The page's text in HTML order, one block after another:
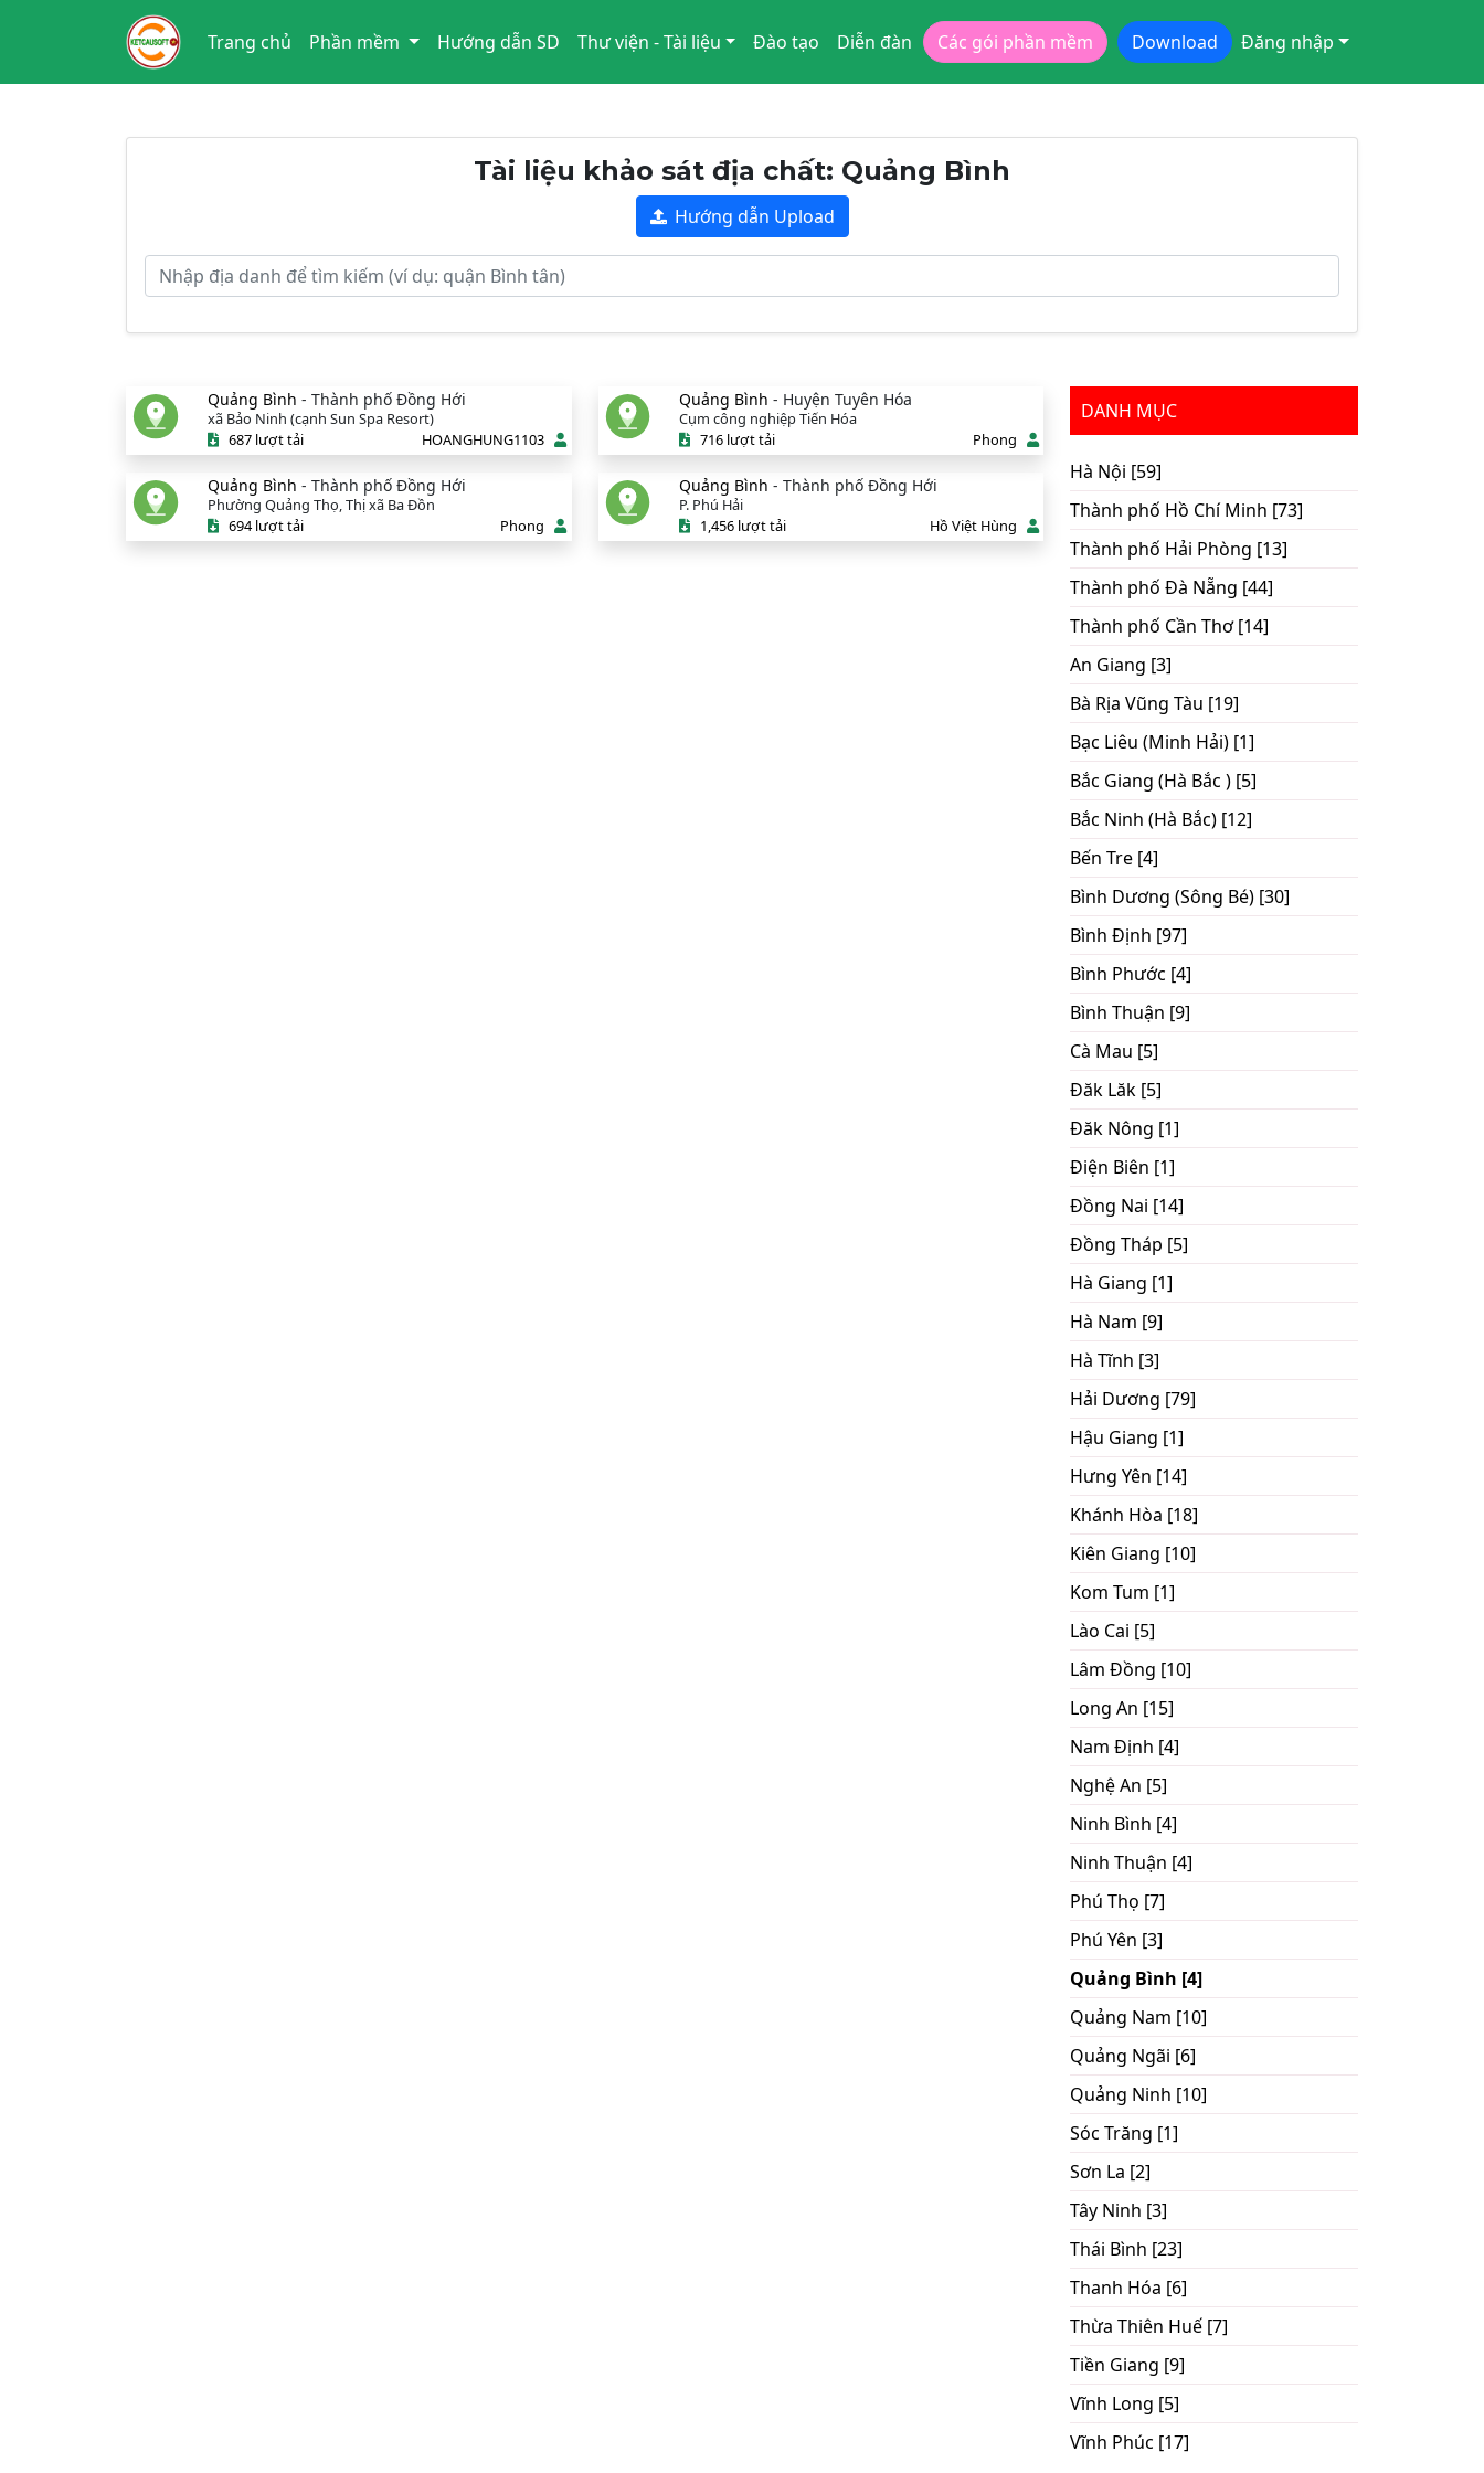
Trang chủ Phần mềm Hướng dẫn SD Thư viện - Tài liệu Đào tạo Diễn đàn Các gói phần mềm Download Đăng nhập
Tài liệu khảo sát địa chất: Quảng Bình
Hướng dẫn Upload
Quảng Bình - Thành phố Đồng Hới
xã Bảo Ninh (cạnh Sun Spa Resort)
687 lượt tải
HOANGHUNG1103
Quảng Bình - Huyện Tuyên Hóa
Cụm công nghiệp Tiến Hóa
716 lượt tải
Phong
Quảng Bình - Thành phố Đồng Hới
Phường Quảng Thọ, Thị xã Ba Đồn
694 lượt tải
Phong
Quảng Bình - Thành phố Đồng Hới
P. Phú Hải
1,456 lượt tải
Hồ Việt Hùng
DANH MỤC
Hà Nội [59]
Thành phố Hồ Chí Minh [73]
Thành phố Hải Phòng [13]
Thành phố Đà Nẵng [44]
Thành phố Cần Thơ [14]
An Giang [3]
Bà Rịa Vũng Tàu [19]
Bạc Liêu (Minh Hải) [1]
Bắc Giang (Hà Bắc ) [5]
Bắc Ninh (Hà Bắc) [12]
Bến Tre [4]
Bình Dương (Sông Bé) [30]
Bình Định [97]
Bình Phước [4]
Bình Thuận [9]
Cà Mau [5]
Đăk Lăk [5]
Đăk Nông [1]
Điện Biên [1]
Đồng Nai [14]
Đồng Tháp [5]
Hà Giang [1]
Hà Nam [9]
Hà Tĩnh [3]
Hải Dương [79]
Hậu Giang [1]
Hưng Yên [14]
Khánh Hòa [18]
Kiên Giang [10]
Kom Tum [1]
Lào Cai [5]
Lâm Đồng [10]
Long An [15]
Nam Định [4]
Nghệ An [5]
Ninh Bình [4]
Ninh Thuận [4]
Phú Thọ [7]
Phú Yên [3]
Quảng Bình [4]
Quảng Nam [10]
Quảng Ngãi [6]
Quảng Ninh [10]
Sóc Trăng [1]
Sơn La [2]
Tây Ninh [3]
Thái Bình [23]
Thanh Hóa [6]
Thừa Thiên Huế [7]
Tiền Giang [9]
Vĩnh Long [5]
Vĩnh Phúc [17]